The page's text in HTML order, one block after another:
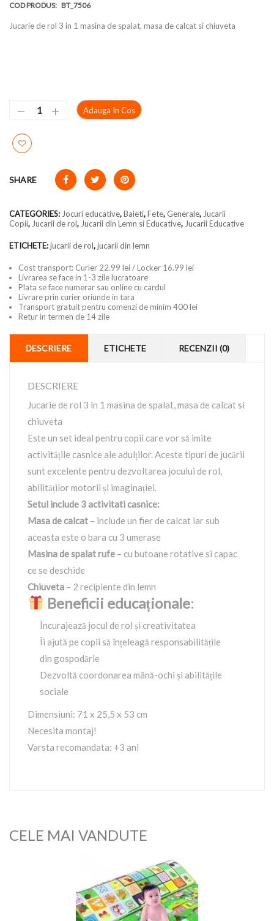
COD PRODUS: BT_7506
Jucarie de rol 3 in 1 masina de spalat, masa de calcat si chiuveta
Adauga In Cos
SHARE
CATEGORIES: Jocuri educative,Baieti,Fete, Generale, Jucarii
Copii, Jucarii de rol, Jucarii din Lemn si Educative, Jucarii Educative
ETICHETE:jucarii de rol,jucarii din lemn
Cost transport: Curier 22.99 lei / Locker 16.99 lei
Livrarea se face in 1-3 zile lucratoare
Plata se face numerar sau online cu cardul
Livrare prin curier oriunde in tara
Transport gratuit pentru comenzi de minim 400 lei
Retur in termen de 14 zile
DESCRIERE ETICHETE RECENZII (0)
DESCRIERE
Jucarie de rol 3 in 1 masina de spalat, masa de calcat si
chiuveta
Este un set ideal pentru copii care vor să imite
activitățile casnice ale adulților. Aceste tipuri de jucării
sunt excelente pentru dezvoltarea jocului de rol,
abilităților motorii și imaginației.
Setul include 3 activitati casnice:
Masa de calcat – include un fier de calcat iar sub
aceasta este o bara cu 3 umerase
Masina de spalat rufe – cu butoane rotative si capac
ce se deschide
Chiuveta – 2 recipiente din lemn
Beneficii educaționale:
Încurajează jocul de rol și creativitatea
Îi ajută pe copii să înțeleagă responsabilitățile
din gospodărie
Dezvoltă coordonarea mână-ochi și abilitățile
sociale
Dimensiuni: 71 x 25,5 x 53 cm
Necesita montaj!
Varsta recomandata: +3 ani
CELE MAI VANDUTE